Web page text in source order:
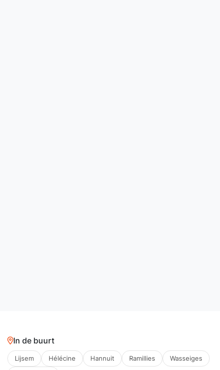
In de buurt
Lijsem Hélécine Hannuit Ramillies Wasseiges